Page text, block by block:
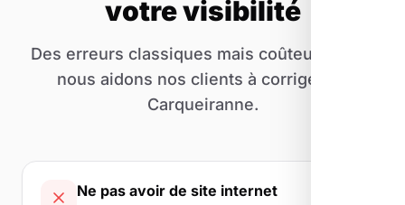
votre visibilité
Des erreurs classiques mais coûteuses que
nous aidons nos clients à corriger de
Carqueiranne.
Ne pas avoir de site internet